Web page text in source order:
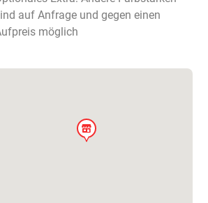
auf Anfrage und gegen einen
möglich
store